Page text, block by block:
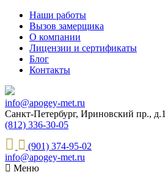
Наши работы
Вызов замерщика
О компании
Лицензии и сертификаты
Блог
Контакты
info@apogey-met.ru
Санкт-Петербург, Ириновский пр., д.1
(812) 336-30-05
(901) 374-95-02
info@apogey-met.ru
Меню